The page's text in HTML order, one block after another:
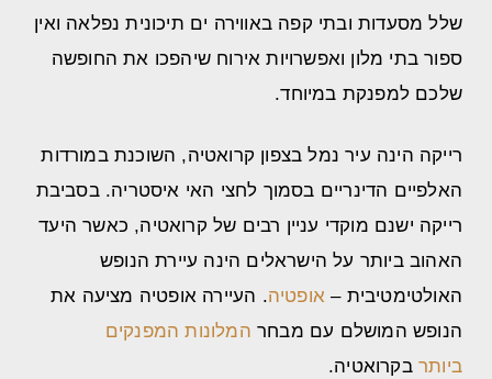
שלל מסעדות ובתי קפה באווירה ים תיכונית נפלאה ואין
ספור בתי מלון ואפשרויות אירוח שיהפכו את החופשה
שלכם למפנקת במיוחד.
רייקה הינה עיר נמל בצפון קרואטיה, השוכנת במורדות
האלפיים הדינריים בסמוך לחצי האי איסטריה. בסביבת
רייקה ישנם מוקדי עניין רבים של קרואטיה, כאשר היעד
האהוב ביותר על הישראלים הינה עיירת הנופש
האולטימטיבית – אופטיה. העיירה אופטיה מציעה את
הנופש המושלם עם מבחר המלונות המפנקים
ביותר בקרואטיה.